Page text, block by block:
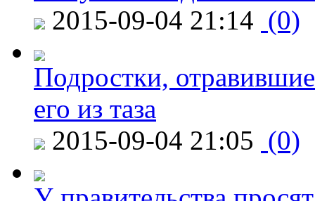
2015-09-04 21:14 (0)
Подростки,
его из таза
2015-09-04 21:05 (0)